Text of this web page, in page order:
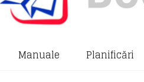
Manuale Planificări